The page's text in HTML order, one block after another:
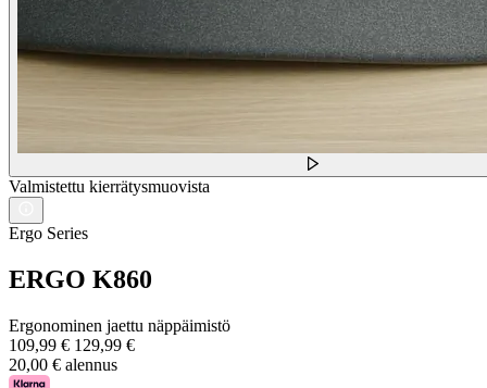
Valmistettu kierrätysmuovista
Ergo Series
ERGO K860
Ergonominen jaettu näppäimistö
109,99 € 129,99 €
20,00 € alennus